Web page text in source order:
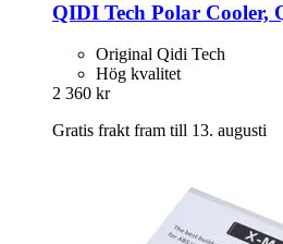
QIDI Tech Polar Cooler,
Original Qidi Tech
Hög kvalitet
2 360 kr
Gratis frakt fram till 13. augusti